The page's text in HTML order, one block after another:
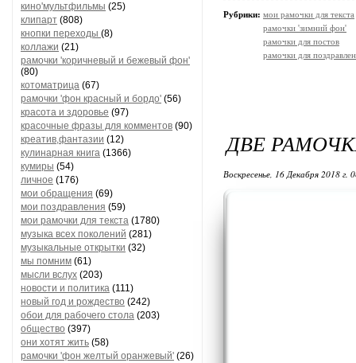
кино'мультфильмы (25)
клипарт (808)
кнопки переходы (8)
коллажи (21)
рамочки 'коричневый и бежевый фон'
(80)
котоматрица (67)
рамочки 'фон красный и бордо' (56)
красота и здоровье (97)
красочные фразы для комментов (90)
креатив,фантазии (12)
кулинарная книга (1366)
кумиры (54)
личное (176)
мои обращения (69)
мои поздравления (59)
мои рамочки для текста (1780)
музыка всех поколений (281)
музыкальные открытки (32)
мы помним (61)
мысли вслух (203)
новости и политика (111)
новый год и рождество (242)
обои для рабочего стола (203)
общество (397)
они хотят жить (58)
рамочки 'фон желтый оранжевый' (26)
Рубрики: мои рамочки для текста
рамочки 'зимний фон'
рамочки для постов
рамочки для
ДВЕ
Воскресенье, 16 Декабря 2018 г.